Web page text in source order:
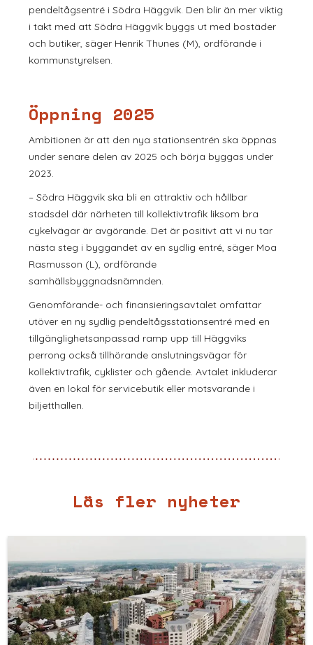
pendeltågsentré i Södra Häggvik. Den blir än mer viktig
i takt med att Södra Häggvik byggs ut med bostäder
och butiker, säger Henrik Thunes (M), ordförande i
kommunstyrelsen.
Öppning 2025
Ambitionen är att den nya stationsentrén ska öppnas
under senare delen av 2025 och börja byggas under
2023.
– Södra Häggvik ska bli en attraktiv och hållbar
stadsdel där närheten till kollektivtrafik liksom bra
cykelvägar är avgörande. Det är positivt att vi nu tar
nästa steg i byggandet av en sydlig entré, säger Moa
Rasmusson (L), ordförande
samhällsbyggnadsnämnden.
Genomförande- och finansieringsavtalet omfattar
utöver en ny sydlig pendeltågsstationsentré med en
tillgänglighetsanpassad ramp upp till Häggviks
perrong också tillhörande anslutningsvägar för
kollektivtrafik, cyklister och gående. Avtalet inkluderar
även en lokal för servicebutik eller motsvarande i
biljetthallen.
Läs fler nyheter